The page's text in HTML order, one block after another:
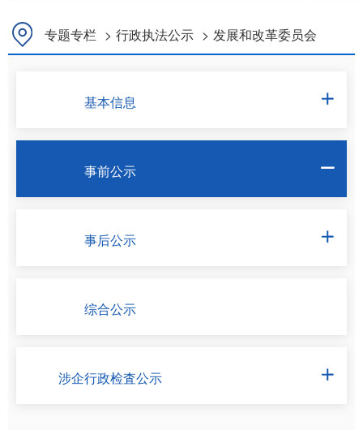
专题专栏 > 行政执法公示 > 发展和改革委员会
基本信息 
事前公示 
事后公示 
综合公示
涉企行政检査公示 